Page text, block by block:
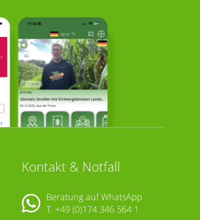
Kontakt & Notfall
Beratung auf WhatsApp
T. +49 (0)174 346 564 1